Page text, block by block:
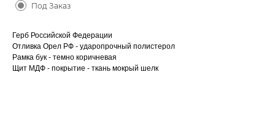
Под Заказ
Герб Российской Федерации
Отливка Орел РФ - ударопрочный полистерол
Рамка бук - темно коричневая
Щит МДФ - покрытие - ткань мокрый шелк